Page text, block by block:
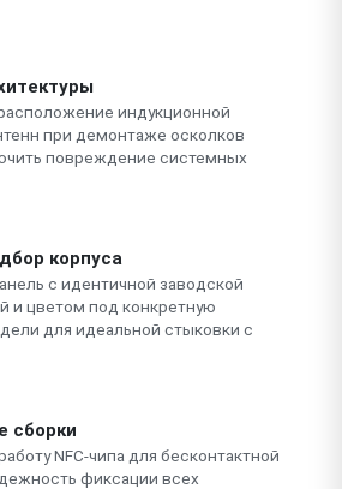
индукционной
при демонтаже осколков
повреждение системных
корпуса
с идентичной заводской
и цветом под конкретную
для идеальной стыковки с
сборки
NFC-чипа для бесконтактной
фиксации всех